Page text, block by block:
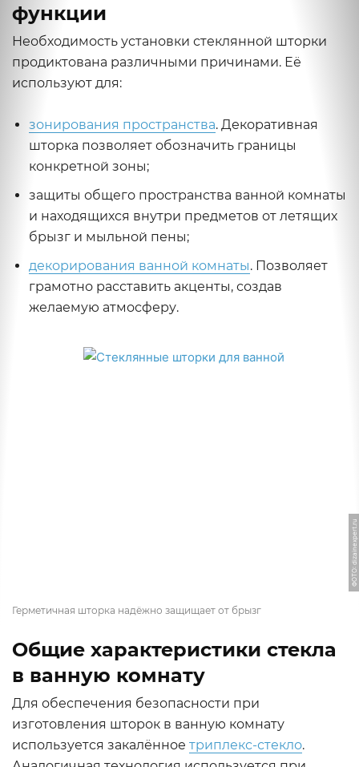
функции
Необходимость установки стеклянной шторки
продиктована различными причинами. Её
используют для:
зонирования пространства. Декоративная
шторка позволяет обозначить границы
конкретной зоны;
защиты общего пространства ванной комнаты
и находящихся внутри предметов от летящих
брызг и мыльной пены;
декорирования ванной комнаты. Позволяет
грамотно расставить акценты, создав
желаемую атмосферу.
ФОТО: dizainexpert.ru
Герметичная шторка надёжно защищает от брызг
Общие характеристики стекла
в ванную комнату
Для обеспечения безопасности при
изготовления шторок в ванную комнату
используется закалённое триплекс-стекло.